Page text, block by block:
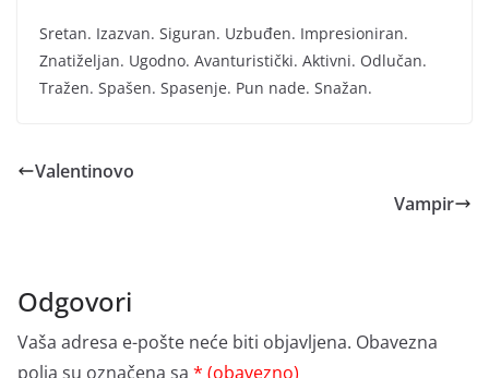
Sretan. Izazvan. Siguran. Uzbuđen. Impresioniran.
Znatiželjan. Ugodno. Avanturistički. Aktivni. Odlučan.
Tražen. Spašen. Spasenje. Pun nade. Snažan.
Valentinovo
Vampir
Odgovori
Vaša adresa e-pošte neće biti objavljena. Obavezna
polja su označena sa * (obavezno)